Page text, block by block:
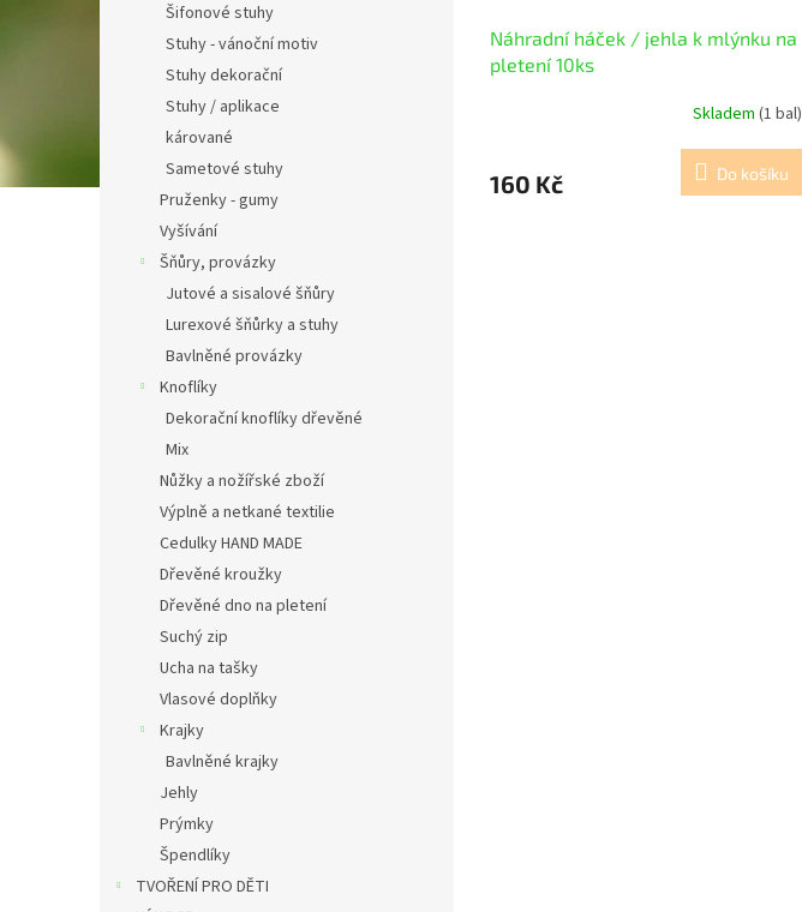
Šifonové stuhy
Stuhy - vánoční motiv
Stuhy dekorační
Stuhy / aplikace
kárované
Sametové stuhy
Pruženky - gumy
Vyšívání
Šňůry, provázky
Jutové a sisalové šňůry
Lurexové šňůrky a stuhy
Bavlněné provázky
Knoflíky
Dekorační knoflíky dřevěné
Mix
Nůžky a nožířské zboží
Výplně a netkané textilie
Cedulky HAND MADE
Dřevěné kroužky
Dřevěné dno na pletení
Suchý zip
Ucha na tašky
Vlasové doplňky
Krajky
Bavlněné krajky
Jehly
Prýmky
Špendlíky
TVOŘENÍ PRO DĚTI
Náhradní háček / jehla k mlýnku na
pletení 10ks
Skladem (1 bal)
160 Kč Do košíku